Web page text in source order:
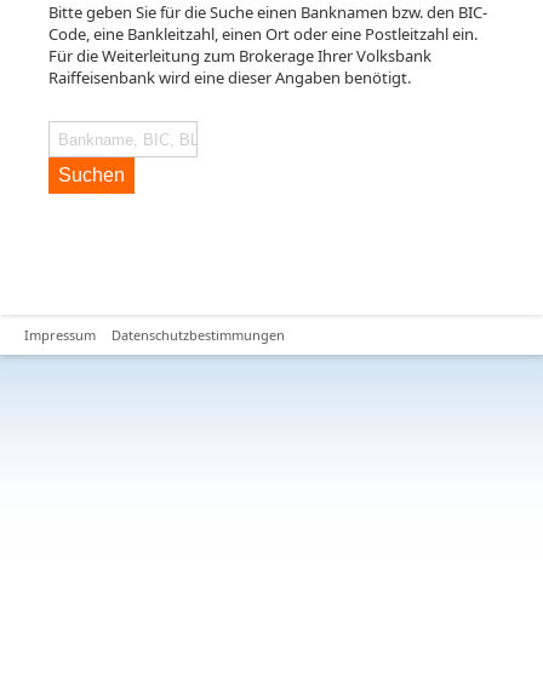
Bitte geben Sie für die Suche einen Banknamen bzw. den BIC-
Code, eine Bankleitzahl, einen Ort oder eine Postleitzahl ein.
Für die Weiterleitung zum Brokerage Ihrer Volksbank
Raiffeisenbank wird eine dieser Angaben benötigt.
Suchen
Impressum Datenschutzbestimmungen